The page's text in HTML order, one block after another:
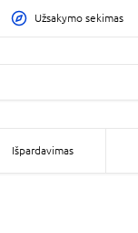
Užsakymo sekimas
Išpardavimas